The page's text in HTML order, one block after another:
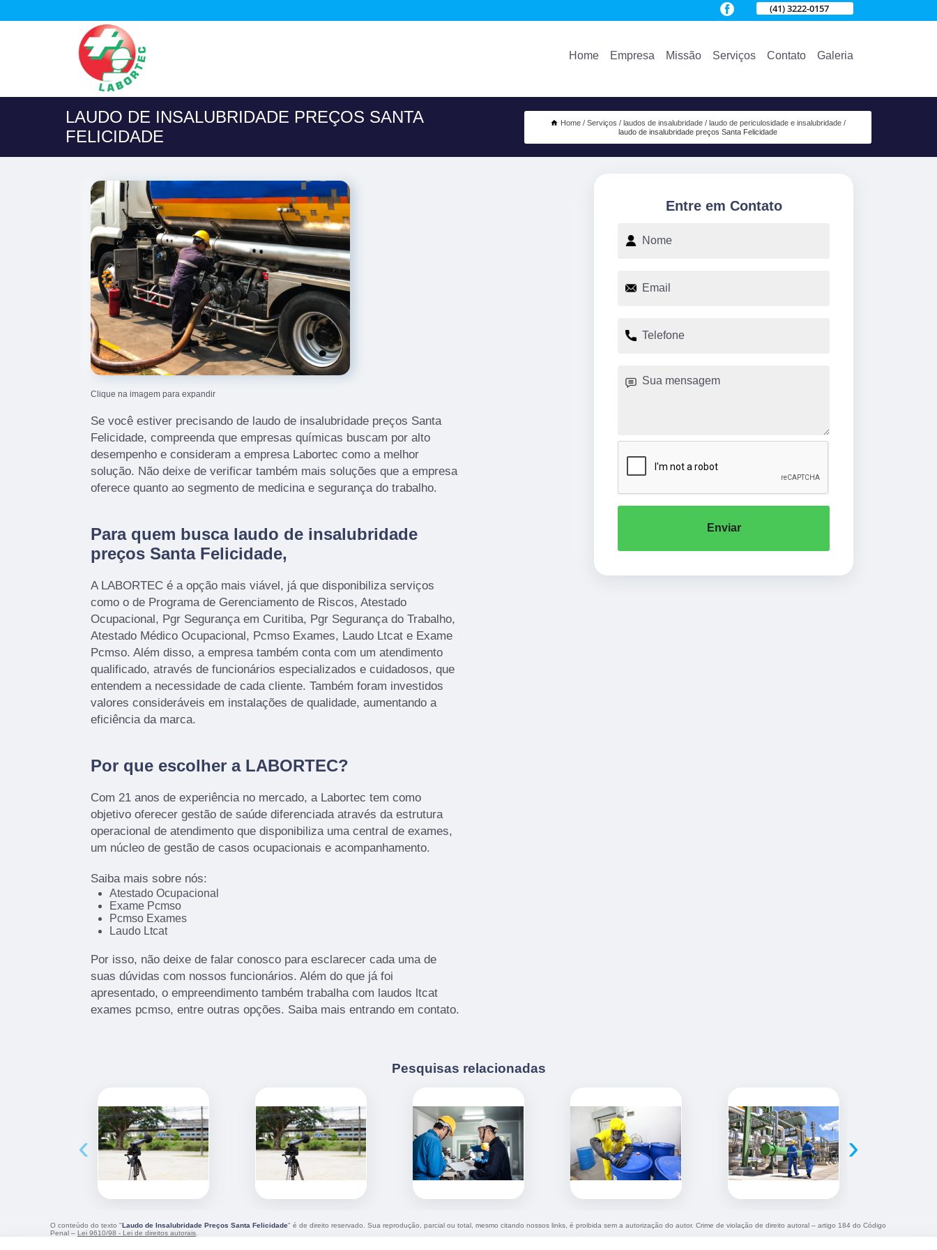
(41) 3222-0157
Home Empresa Missão Serviços Contato Galeria
LAUDO DE INSALUBRIDADE PREÇOS SANTA
FELICIDADE
Home Serviços laudos de insalubridade
laudo de periculosidade e insalubridade
laudo de insalubridade preços Santa Felicidade
Clique na imagem para expandir
Se você estiver precisando de laudo de insalubridade preços Santa
Felicidade, compreenda que empresas químicas buscam por alto
desempenho e consideram a empresa Labortec como a melhor
solução. Não deixe de verificar também mais soluções que a empresa
oferece quanto ao segmento de medicina e segurança do trabalho.
Para quem busca laudo de insalubridade
preços Santa Felicidade,
A LABORTEC é a opção mais viável, já que disponibiliza serviços
como o de Programa de Gerenciamento de Riscos, Atestado
Ocupacional, Pgr Segurança em Curitiba, Pgr Segurança do Trabalho,
Atestado Médico Ocupacional, Pcmso Exames, Laudo Ltcat e Exame
Pcmso. Além disso, a empresa também conta com um atendimento
qualificado, através de funcionários especializados e cuidadosos, que
entendem a necessidade de cada cliente. Também foram investidos
valores consideráveis em instalações de qualidade, aumentando a
eficiência da marca.
Por que escolher a LABORTEC?
Com 21 anos de experiência no mercado, a Labortec tem como
objetivo oferecer gestão de saúde diferenciada através da estrutura
operacional de atendimento que disponibiliza uma central de exames,
um núcleo de gestão de casos ocupacionais e acompanhamento.
Saiba mais sobre nós:
Atestado Ocupacional
Exame Pcmso
Pcmso Exames
Laudo Ltcat
Por isso, não deixe de falar conosco para esclarecer cada uma de
suas dúvidas com nossos funcionários. Além do que já foi
apresentado, o empreendimento também trabalha com laudos ltcat
exames pcmso, entre outras opções. Saiba mais entrando em contato.
Entre em Contato
Enviar
Pesquisas relacionadas
‹ ›
O conteúdo do texto "Laudo de Insalubridade Preços Santa Felicidade" é de direito reservado. Sua reprodução, parcial ou total, mesmo citando nossos links, é proibida sem a autorização do autor. Crime de violação de direito autoral – artigo 184 do Código
Penal – Lei 9610/98 - Lei de direitos autorais